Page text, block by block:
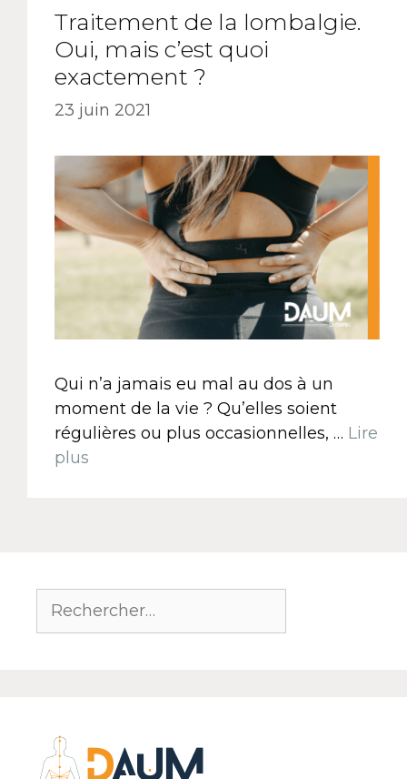
Traitement de la lombalgie.
Oui, mais c’est quoi
exactement ?
23 juin 2021
Qui n’a jamais eu mal au dos à un
moment de la vie ? Qu’elles soient
régulières ou plus occasionnelles, … Lire
plus